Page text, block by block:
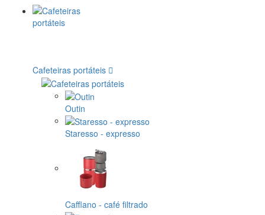
Cafeteiras portáteis
Outin
Staresso - expresso
Cafflano - café filtrado